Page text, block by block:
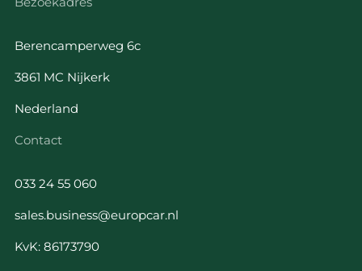
Berencamperweg 6c
3861 MC Nijkerk
Nederland
Contact
033 24 55 060
sales.business@europcar.nl
KvK: 86173790